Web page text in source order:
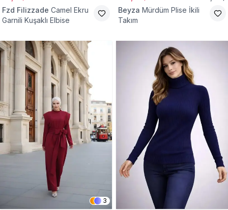
Fzd Filizzade Camel Ekru
Garnili Kuşaklı Elbise
Beyza Mürdüm Plise İkili
Takım
3